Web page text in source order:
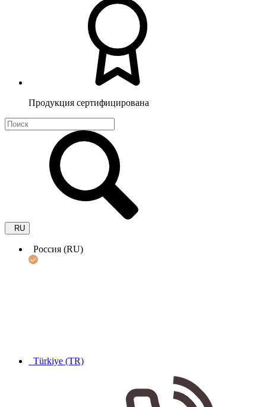
Продукция сертифицирована
RU
Россия (RU)
Türkiye (TR)